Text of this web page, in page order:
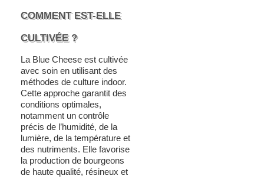
COMMENT EST-ELLE
CULTIVÉE ?
La Blue Cheese est cultivée
avec soin en utilisant des
méthodes de culture indoor.
Cette approche garantit des
conditions optimales,
notamment un contrôle
précis de l’humidité, de la
lumière, de la température et
des nutriments. Elle favorise
la production de bourgeons
de haute qualité, résineux et